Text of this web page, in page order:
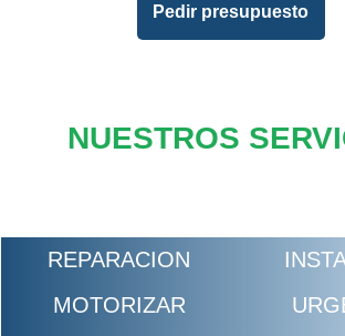
Pedir presupuesto
NUESTROS
REPARACION
MOTORIZAR